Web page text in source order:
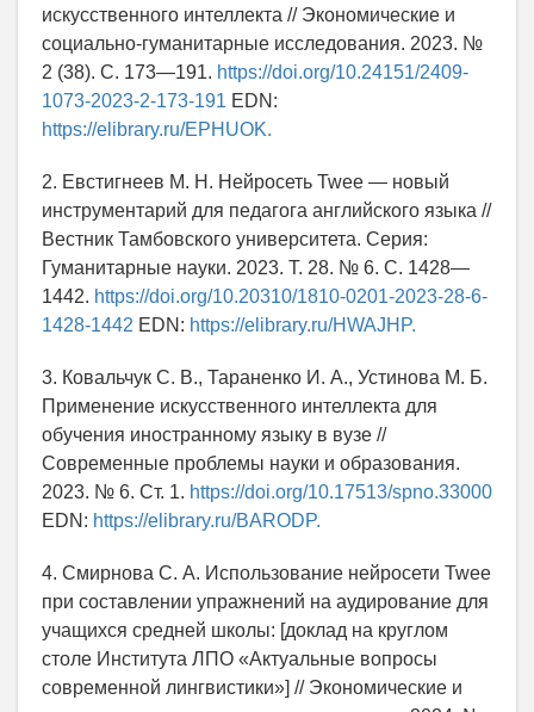
искусственного интеллекта // Экономические и
социально-гуманитарные исследования. 2023. №
2 (38). С. 173—191. https://doi.org/10.24151/2409-
1073-2023-2-173-191 EDN:
https://elibrary.ru/EPHUOK.
2. Евстигнеев М. Н. Нейросеть Twee — новый
инструментарий для педагога английского языка //
Вестник Тамбовского университета. Серия:
Гуманитарные науки. 2023. Т. 28. № 6. С. 1428—
1442. https://doi.org/10.20310/1810-0201-2023-28-6-
1428-1442 EDN: https://elibrary.ru/HWAJHP.
3. Ковальчук С. В., Тараненко И. А., Устинова М. Б.
Применение искусственного интеллекта для
обучения иностранному языку в вузе //
Современные проблемы науки и образования.
2023. № 6. Ст. 1. https://doi.org/10.17513/spno.33000
EDN: https://elibrary.ru/BARODP.
4. Смирнова С. А. Использование нейросети Twee
при составлении упражнений на аудирование для
учащихся средней школы: [доклад на круглом
столе Института ЛПО «Актуальные вопросы
современной лингвистики»] // Экономические и